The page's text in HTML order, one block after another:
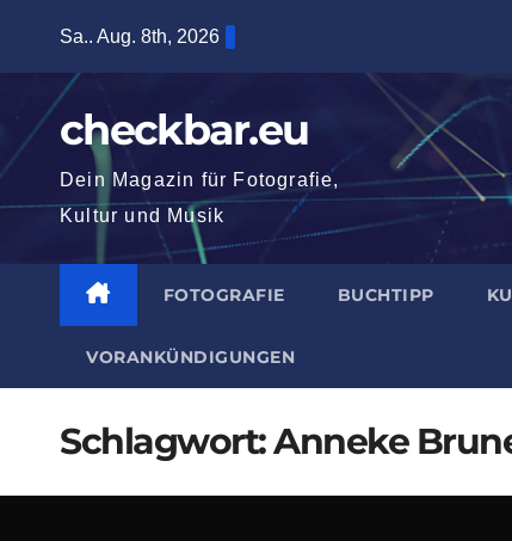
springen
Sa.. Aug. 8th, 2026
checkbar.eu
Dein Magazin für Fotografie,
Kultur und Musik
FOTOGRAFIE BUCHTIPP
VORANKÜNDIGUNGEN
Schlagwort:Anneke